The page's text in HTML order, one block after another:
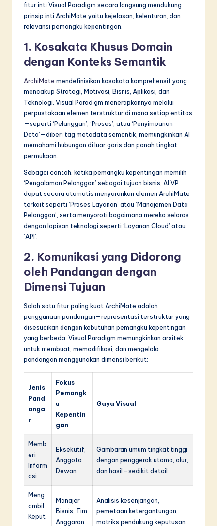
fitur inti Visual Paradigm secara langsung mendukung
prinsip inti ArchiMate yaitu kejelasan, kelenturan, dan
relevansi pemangku kepentingan.
1. Kosakata Khusus Domain
dengan Konteks Semantik
ArchiMate mendefinisikan kosakata komprehensif yang
mencakup Strategi, Motivasi, Bisnis, Aplikasi, dan
Teknologi. Visual Paradigm menerapkannya melalui
perpustakaan elemen terstruktur di mana setiap entitas
—seperti ‘Pelanggan’, ‘Proses’, atau ‘Penyimpanan
Data’—diberi tag metadata semantik, memungkinkan AI
memahami hubungan di luar garis dan panah tingkat
permukaan.
Sebagai contoh, ketika pemangku kepentingan memilih
‘Pengalaman Pelanggan’ sebagai tujuan bisnis, AI VP
dapat secara otomatis menyarankan elemen ArchiMate
terkait seperti ‘Proses Layanan’ atau ‘Manajemen Data
Pelanggan’, serta menyoroti bagaimana mereka selaras
dengan lapisan teknologi seperti ‘Layanan Cloud’ atau
‘API’.
2. Komunikasi yang Didorong
oleh Pandangan dengan
Dimensi Tujuan
Salah satu fitur paling kuat ArchiMate adalah
penggunaan pandangan—representasi terstruktur yang
disesuaikan dengan kebutuhan pemangku kepentingan
yang berbeda. Visual Paradigm memungkinkan arsitek
untuk membuat, memodifikasi, dan mengelola
pandangan menggunakan dimensi berikut:
Jenis
Pand
anga
n
Fokus
Pemangk
u
Kepentin
gan
Gaya Visual
Memb
eri
Inform
asi
Eksekutif,
Anggota
Dewan
Gambaran umum tingkat tinggi
dengan penggerak utama, alur,
dan hasil—sedikit detail
Meng
ambil
Keput
Manajer
Bisnis, Tim
Anggaran
Analisis kesenjangan,
pemetaan ketergantungan,
matriks pendukung keputusan